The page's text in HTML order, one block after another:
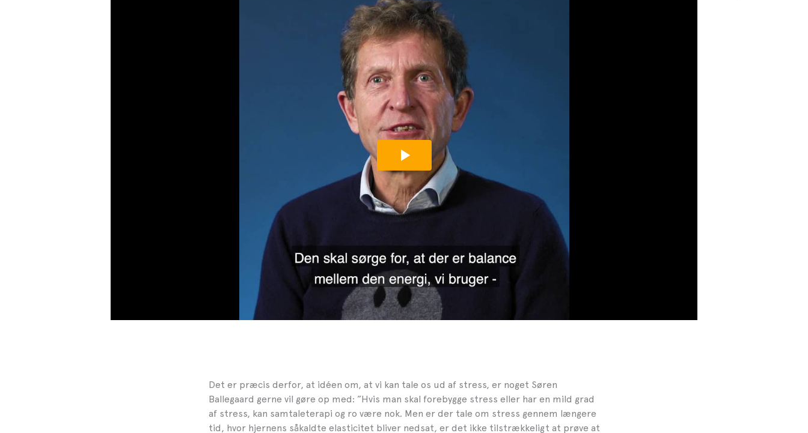
Det er præcis derfor, at idéen om, at vi kan tale os ud af stress, er noget Søren
Ballegaard gerne vil gøre op med: ”Hvis man skal forebygge stress eller har en mild grad
af stress, kan samtaleterapi og ro være nok. Men er der tale om stress gennem længere
tid, hvor hjernens såkaldte elasticitet bliver nedsat, er det ikke tilstrækkeligt at prøve at